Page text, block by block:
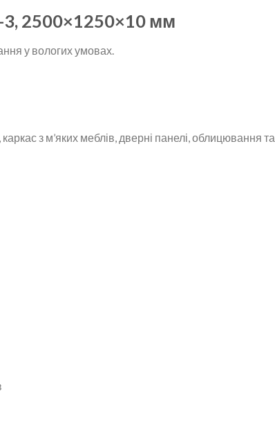
2500×1250×10 мм
у вологих умовах.
з м’яких меблів, дверні панелі, облицювання та